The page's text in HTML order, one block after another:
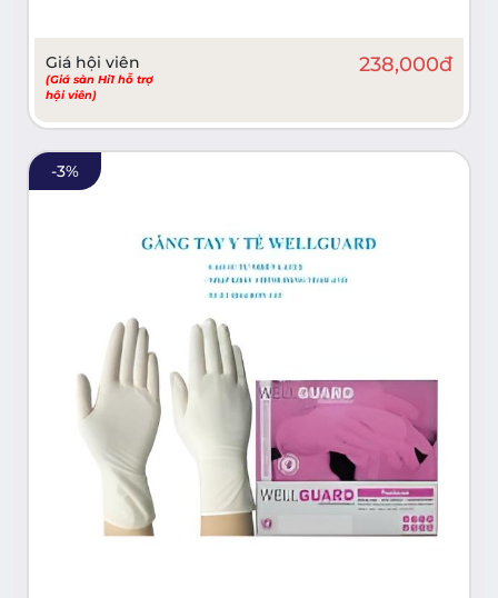
Giá hội viên
(Giá sàn Hi1 hỗ trợ
hội viên)
238,000đ
-3%